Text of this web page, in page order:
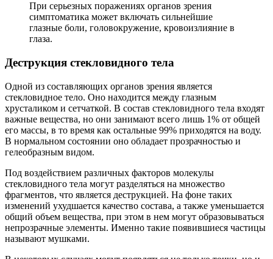
При серьезных поражениях органов зрения
симптоматика может включать сильнейшие
глазные боли, головокружение, кровоизлияние в
глаза.
Деструкция стекловидного тела
Одной из составляющих органов зрения является
стекловидное тело. Оно находится между глазным
хрусталиком и сетчаткой. В состав стекловидного тела входят
важные вещества, но они занимают всего лишь 1% от общей
его массы, в то время как остальные 99% приходятся на воду.
В нормальном состоянии оно обладает прозрачностью и
гелеобразным видом.
Под воздействием различных факторов молекулы
стекловидного тела могут разделяться на множество
фрагментов, что является деструкцией. На фоне таких
изменений ухудшается качество состава, а также уменьшается
общий объем вещества, при этом в нем могут образовываться
непрозрачные элементы. Именно такие появившиеся частицы
называют мушками.